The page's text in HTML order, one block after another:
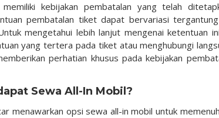
kebijakan pembatalan yang telah
pembatalan tiket dapat bervariasi
mengetahui lebih lanjut mengenai ketentuan
yang tertera pada tiket atau menghubungi
perhatian khusus pada kebijakan
Sewa All-In Mobil?
menawarkan opsi sewa all-in mobil untuk